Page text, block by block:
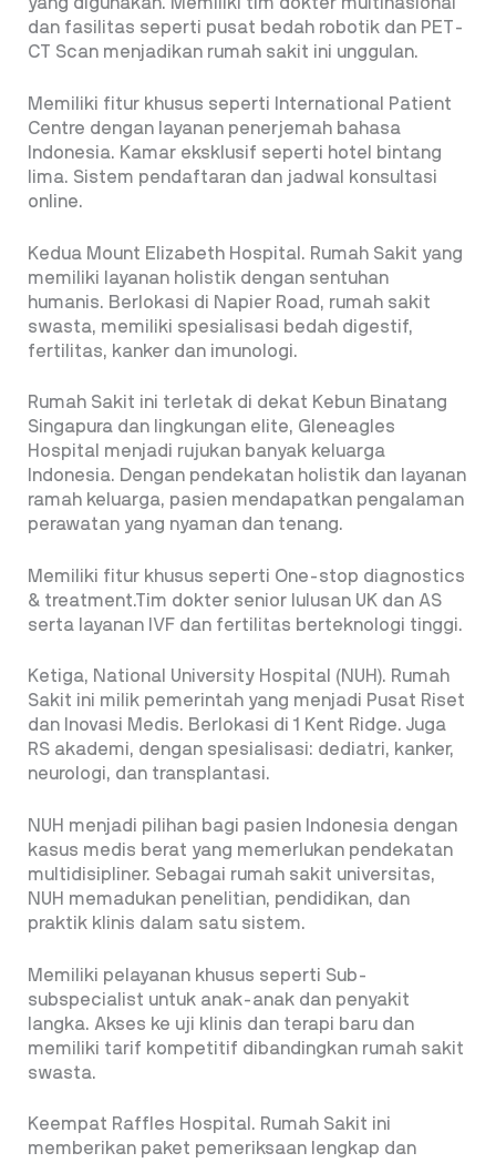
yang digunakan. Memiliki tim dokter multinasional
dan fasilitas seperti pusat bedah robotik dan PET-
CT Scan menjadikan rumah sakit ini unggulan.
Memiliki fitur khusus seperti International Patient
Centre dengan layanan penerjemah bahasa
Indonesia. Kamar eksklusif seperti hotel bintang
lima. Sistem pendaftaran dan jadwal konsultasi
online.
Kedua Mount Elizabeth Hospital. Rumah Sakit yang
memiliki layanan holistik dengan sentuhan
humanis. Berlokasi di Napier Road, rumah sakit
swasta, memiliki spesialisasi bedah digestif,
fertilitas, kanker dan imunologi.
Rumah Sakit ini terletak di dekat Kebun Binatang
Singapura dan lingkungan elite, Gleneagles
Hospital menjadi rujukan banyak keluarga
Indonesia. Dengan pendekatan holistik dan layanan
ramah keluarga, pasien mendapatkan pengalaman
perawatan yang nyaman dan tenang.
Memiliki fitur khusus seperti One-stop diagnostics
& treatment.Tim dokter senior lulusan UK dan AS
serta layanan IVF dan fertilitas berteknologi tinggi.
Ketiga, National University Hospital (NUH). Rumah
Sakit ini milik pemerintah yang menjadi Pusat Riset
dan Inovasi Medis. Berlokasi di 1 Kent Ridge. Juga
RS akademi, dengan spesialisasi: dediatri, kanker,
neurologi, dan transplantasi.
NUH menjadi pilihan bagi pasien Indonesia dengan
kasus medis berat yang memerlukan pendekatan
multidisipliner. Sebagai rumah sakit universitas,
NUH memadukan penelitian, pendidikan, dan
praktik klinis dalam satu sistem.
Memiliki pelayanan khusus seperti Sub-
subspecialist untuk anak-anak dan penyakit
langka. Akses ke uji klinis dan terapi baru dan
memiliki tarif kompetitif dibandingkan rumah sakit
swasta.
Keempat Raffles Hospital. Rumah Sakit ini
memberikan paket pemeriksaan lengkap dan